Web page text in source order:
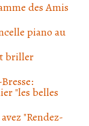
des Amis
piano au
briller
"les belles
"Rendez-